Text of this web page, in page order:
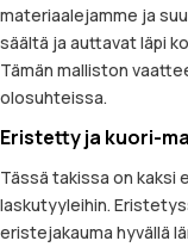
materiaalejamme ja
säältä ja auttavat läpi
Tämän malliston
olosuhteissa.
Eristetty ja kuori-
Tässä takissa on
laskutyyleihin.
eristejakauma hyvällä